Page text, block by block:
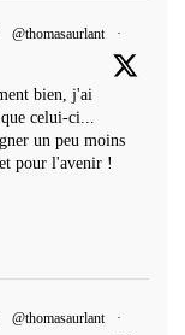
@thomasaurlant
·
bien, j'ai
celui-ci...
un peu moins
pour l'avenir !
@thomasaurlant
·